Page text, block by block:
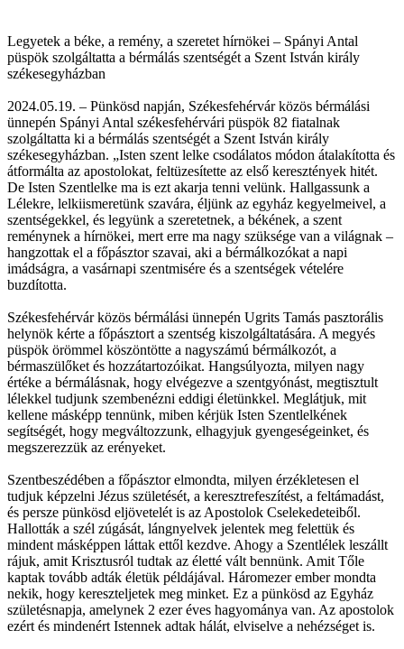
Legyetek a béke, a remény, a szeretet hírnökei – Spányi Antal
püspök szolgáltatta a bérmálás szentségét a Szent István király
székesegyházban
2024.05.19. – Pünkösd napján, Székesfehérvár közös bérmálási
ünnepén Spányi Antal székesfehérvári püspök 82 fiatalnak
szolgáltatta ki a bérmálás szentségét a Szent István király
székesegyházban. „Isten szent lelke csodálatos módon átalakította és
átformálta az apostolokat, feltüzesítette az első keresztények hitét.
De Isten Szentlelke ma is ezt akarja tenni velünk. Hallgassunk a
Lélekre, lelkiismeretünk szavára, éljünk az egyház kegyelmeivel, a
szentségekkel, és legyünk a szeretetnek, a békének, a szent
reménynek a hírnökei, mert erre ma nagy szüksége van a világnak –
hangzottak el a főpásztor szavai, aki a bérmálkozókat a napi
imádságra, a vasárnapi szentmisére és a szentségek vételére
buzdította.
Székesfehérvár közös bérmálási ünnepén Ugrits Tamás pasztorális
helynök kérte a főpásztort a szentség kiszolgáltatására. A megyés
püspök örömmel köszöntötte a nagyszámú bérmálkozót, a
bérmaszülőket és hozzátartozóikat. Hangsúlyozta, milyen nagy
értéke a bérmálásnak, hogy elvégezve a szentgyónást, megtisztult
lélekkel tudjunk szembenézni eddigi életünkkel. Meglátjuk, mit
kellene másképp tennünk, miben kérjük Isten Szentlelkének
segítségét, hogy megváltozzunk, elhagyjuk gyengeségeinket, és
megszerezzük az erényeket.
Szentbeszédében a főpásztor elmondta, milyen érzékletesen el
tudjuk képzelni Jézus születését, a keresztrefeszítést, a feltámadást,
és persze pünkösd eljövetelét is az Apostolok Cselekedeteiből.
Hallották a szél zúgását, lángnyelvek jelentek meg felettük és
mindent másképpen láttak ettől kezdve. Ahogy a Szentlélek leszállt
rájuk, amit Krisztusról tudtak az életté vált bennünk. Amit Tőle
kaptak tovább adták életük példájával. Háromezer ember mondta
nekik, hogy kereszteljetek meg minket. Ez a pünkösd az Egyház
születésnapja, amelynek 2 ezer éves hagyománya van. Az apostolok
ezért és mindenért Istennek adtak hálát, elviselve a nehézséget is.